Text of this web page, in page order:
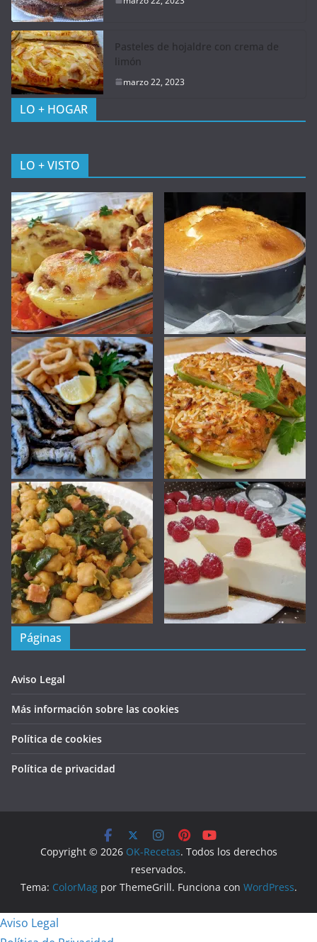
Pasteles de hojaldre con crema de
limón
marzo 22, 2023
LO + HOGAR
LO + VISTO
Páginas
Aviso Legal
Más información sobre las cookies
Política de cookies
Política de privacidad
Copyright © 2026 OK-Recetas. Todos los derechos
reservados.
Tema: ColorMagpor ThemeGrill. Funciona con WordPress.
Aviso Legal